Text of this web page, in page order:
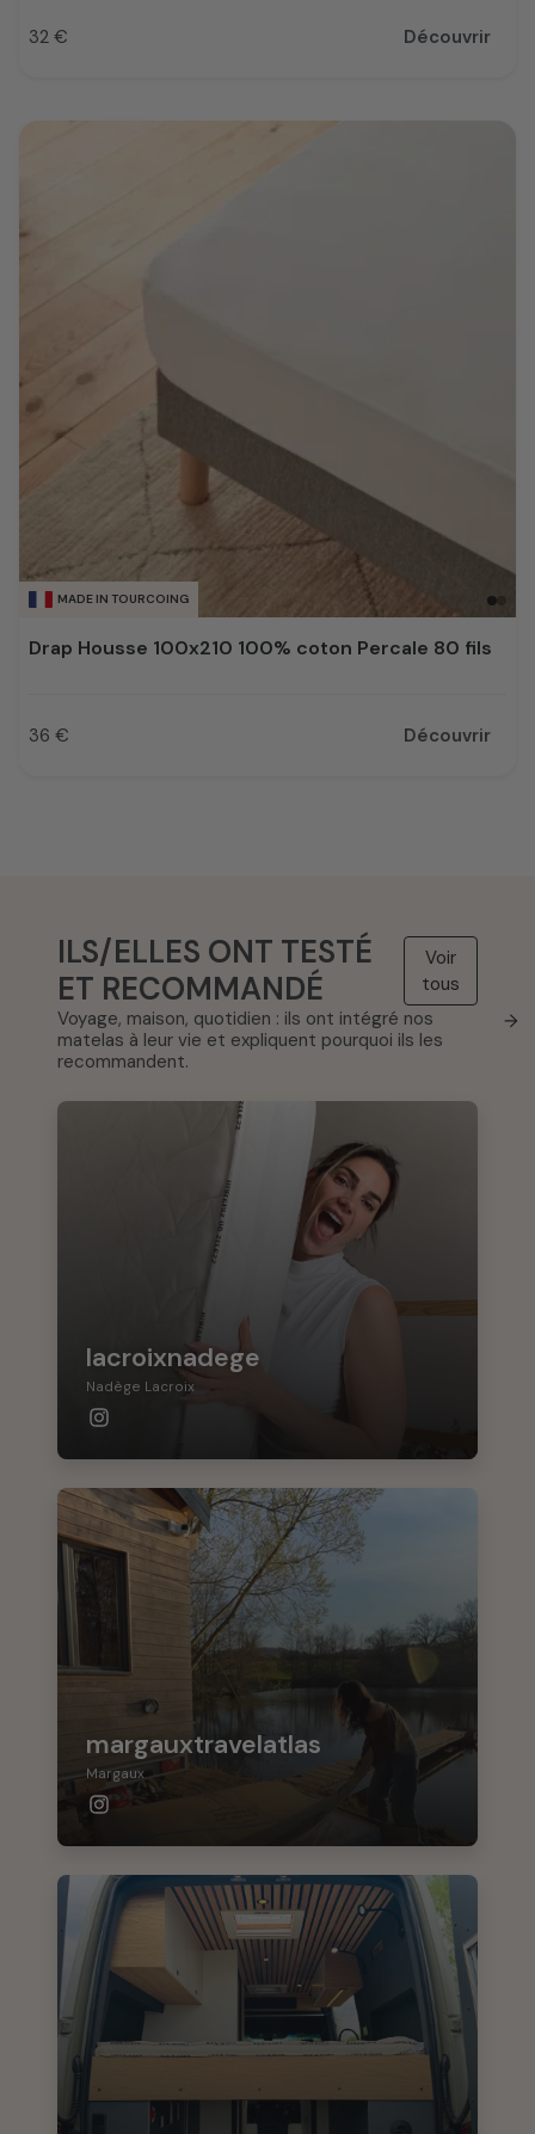
Prix
32 € Découvrir
MADE IN TOURCOING
Drap Housse 100x210 100% coton Percale 80 fils
Prix
36 € Découvrir
ILS/ELLES ONT TESTÉ
ET RECOMMANDÉ
Voir
tous
→
Voyage, maison, quotidien : ils ont intégré nos
matelas à leur vie et expliquent pourquoi ils les
recommandent.
lacroixnadege
Nadège Lacroix
margauxtravelatlas
Margaux